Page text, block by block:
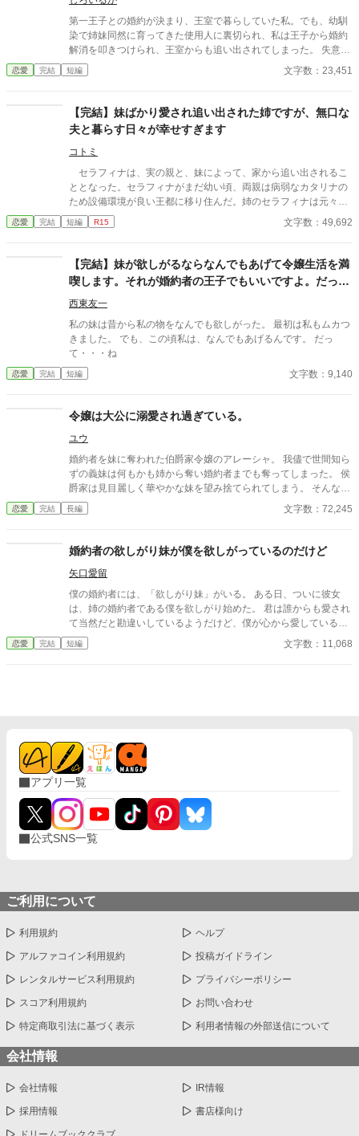
第一王子との婚約が決まり、王室で暮らしていた私。でも、幼馴
染で姉妹同然に育ってきた使用人に裏切られ、私は王子から婚約
解消を叩きつけられ、王室からも追い出されてしまった。 失意の
うち、私は遠い縁戚の地方領主に引き取られる。 そこで知らされ
たのは、裏切った使用人についての真実だった……！ 悪役令嬢に
恋愛 完結 短編 文字数：23,451
【完結】妹ばかり愛され追い出された姉ですが、無口な
夫と暮らす日々が幸せすぎます
コトミ
セラフィナは、実の親と、妹によって、家から追い出されるこ
ととなった。セラフィナがまだ幼い頃、両親は病弱なカタリナの
ため設備環境が良い王都に移り住んだ。姉のセラフィナは元々両
親とともに住んでいた田舎に使用人のマーサの二人きりで暮らす
こととなった。お金のない子爵家な上にカタリナのためお金を稼
るとセラフィナだけ残されたのだ。そしてセラフィナが１９歳の
時、３人が家へ戻ってきた。その理由はカタリナの婚約が上手く
いかず王宮にいずらくなったためだ。やっと家族で暮らせると心
待ちにしていたセラフィナは帰宅した父に思いがけないことを告
げられる。 「お前はジェラール・モンフォール伯爵と結婚するこ
とになった。すぐに荷物をまとめるんだ。一週間後には結婚式
だ」 困惑するセラフィナに対して、冷酷にも時間は進み続け、
結婚生活が始まる。
恋愛 完結 短編 R15 文字数：49,692
【完結】妹が欲しがるならなんでもあげて令嬢生活を満
喫します。それが婚約者の王子でもいいですよ。だっ
て…
西東友一
私の妹は昔から私の物をなんでも欲しがった。 最初は私もムカつ
きました。 でも、この頃私は、なんでもあげるんです。 だっ
て・・・ね
恋愛 完結 短編 文字数：9,140
令嬢は大公に溺愛され過ぎている。
ユウ
婚約者を妹に奪われた伯爵家令嬢のアレーシャ。 我儘で世間知ら
ずの義妹は何もかも姉から奪い婚約者までも奪ってしまった。 侯
爵家は見目麗しく華やかな妹を望み捨てられてしまう。 そんな中
宮廷では英雄と謳われた大公殿下のお妃選びが囁かれる。
恋愛 完結 長編 文字数：72,245
婚約者の欲しがり妹が僕を欲しがっているのだけど
矢口愛留
僕の婚約者には、「欲しがり妹」がいる。 ある日、ついに彼女
は、姉の婚約者である僕を欲しがり始めた。 君は誰からも愛され
て当然だと勘違いしているようだけど、僕が心から愛しているの
は、君のお姉さんただ一人なんだよ？ ＊小説家になろうにも投稿
しています。 ＊8/30続きを書きました。
恋愛 完結 短編 文字数：11,068
アプリ一覧
公式SNS一覧
ご利用について
利用規約 ヘルプ
アルファコイン利用規約 投稿ガイドライン
レンタルサービス利用規約 プライバシーポリシー
スコア利用規約 お問い合わせ
特定商取引法に基づく表示 利用者情報の外部送信について
会社情報
会社情報 IR情報
採用情報 書店様向け